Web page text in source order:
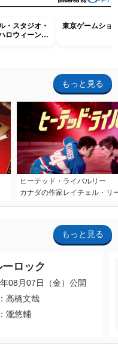
・スタジオ・
ロウィーン・
東京ゲームショ
もっと見る
ヒーテッド・ライバルリー
カナダの作家レイチェル・リ
もっと見る
ーロック
08月07日（金）公開
高橋文哉
瀧悠輔